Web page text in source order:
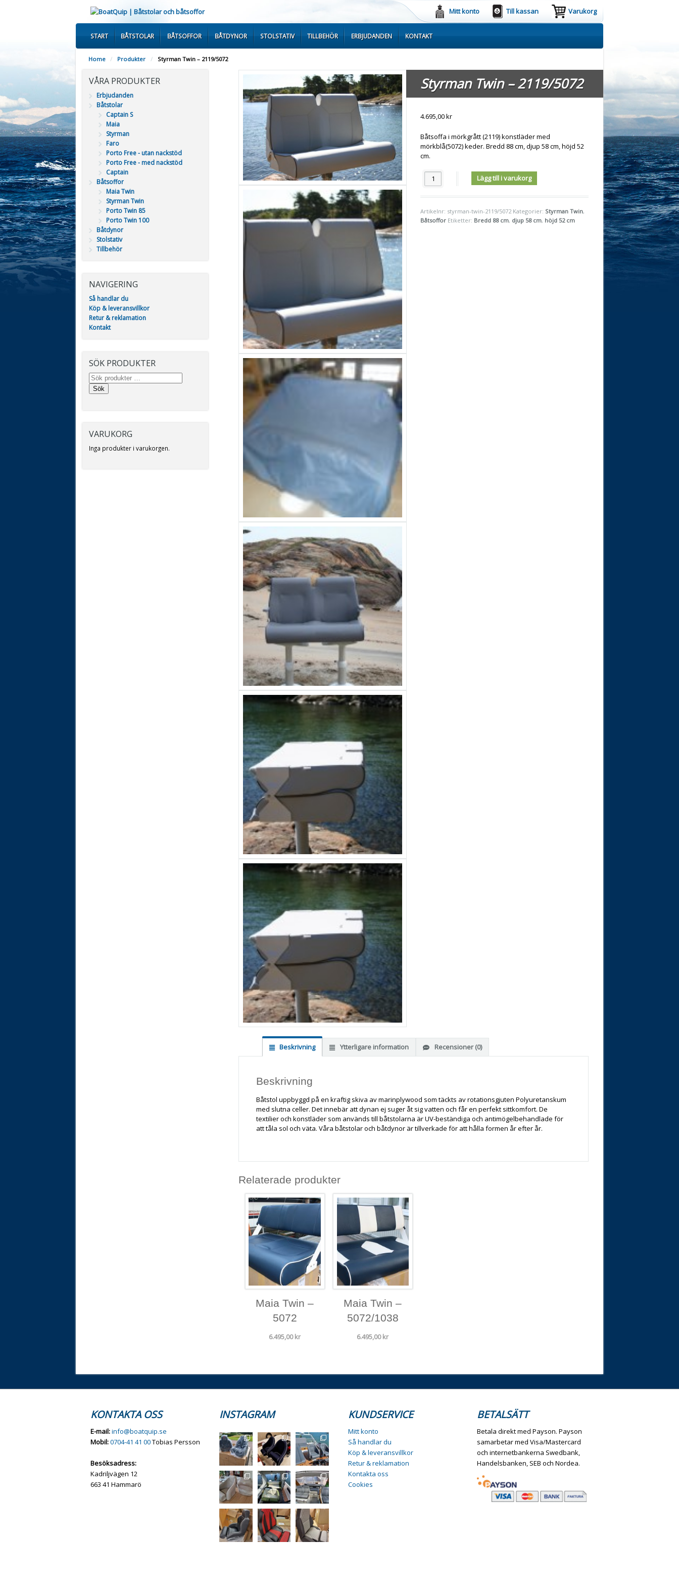
Varukorg
Till kassan
Mitt konto
START BÅTSTOLAR BÅTSOFFOR BÅTDYNOR STOLSTATIV TILLBEHÖR ERBJUDANDEN KONTAKT
Home / Produkter / Styrman Twin – 2119/5072
Styrman Twin – 2119/5072
4.695,00kr
Båtsoffa i mörkgrått (2119) konstläder med
mörkblå(5072) keder. Bredd 88 cm, djup 58 cm, höjd 52
cm.
Antal Lägg till i varukorg
Artikelnr: styrman-twin-2119/5072 Kategorier: Styrman Twin,
Båtsoffor Etiketter: Bredd 88 cm, djup 58 cm, höjd 52 cm
Beskrivning Ytterligare information Recensioner (0)
Beskrivning
Båtstol uppbyggd på en kraftig skiva av marinplywood som täckts av rotationsgjuten Polyuretanskum
med slutna celler. Det innebär att dynan ej suger åt sig vatten och får en perfekt sittkomfort. De
textilier och konstläder som används till båtstolarna är UV-beständiga och antimögelbehandlade för
att tåla sol och väta. Våra båtstolar och båtdynor är tillverkade för att hålla formen år efter år.
Relaterade produkter
Maia Twin –
5072
6.495,00kr
Maia Twin –
5072/1038
6.495,00kr
VÅRA PRODUKTER
Erbjudanden
Båtstolar
Captain S
Maia
Styrman
Faro
Porto Free - utan nackstöd
Porto Free - med nackstöd
Captain
Båtsoffor
Maia Twin
Styrman Twin
Porto Twin 85
Porto Twin 100
Båtdynor
Stolstativ
Tillbehör
NAVIGERING
Så handlar du
Köp & leveransvillkor
Retur & reklamation
Kontakt
SÖK PRODUKTER
Sök
VARUKORG
Inga produkter i varukorgen.
KONTAKTA OSS
E-mail:info@boatquip.se
Mobil:0704-41 41 00Tobias Persson
Besöksadress:
Kadriljvägen 12
663 41 Hammarö
INSTAGRAM KUNDSERVICE
Mitt konto
Så handlar du
Köp & leveransvillkor
Retur & reklamation
Kontakta oss
Cookies
BETALSÄTT
Betala direkt med Payson. Payson
samarbetar med Visa/Mastercard
och internetbankerna Swedbank,
Handelsbanken, SEB och Nordea.